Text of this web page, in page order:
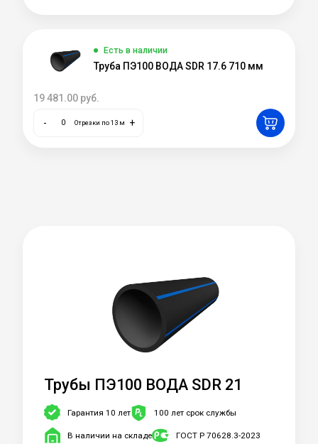
Есть в наличии
Труба ПЭ100 ВОДА SDR 17.6 710 мм
19 481.00 руб.
- Отрезки по 13 м +
Трубы ПЭ100 ВОДА SDR 21
Гарантия 10 лет 100 лет срок службы
В наличии на складе ГОСТ Р 70628.3-2023